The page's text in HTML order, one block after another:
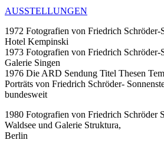
AUSSTELLUNGEN
1972 Fotografien von Friedrich Schröder-
Hotel Kempinski
1973 Fotografien von Friedrich Schröder-
Galerie Singen
1976 Die ARD Sendung Titel Thesen
Porträts von Friedrich Schröder-
bundesweit
1980 Fotografien von Friedrich Schröder
Waldsee und Galerie Struktura,
Berlin